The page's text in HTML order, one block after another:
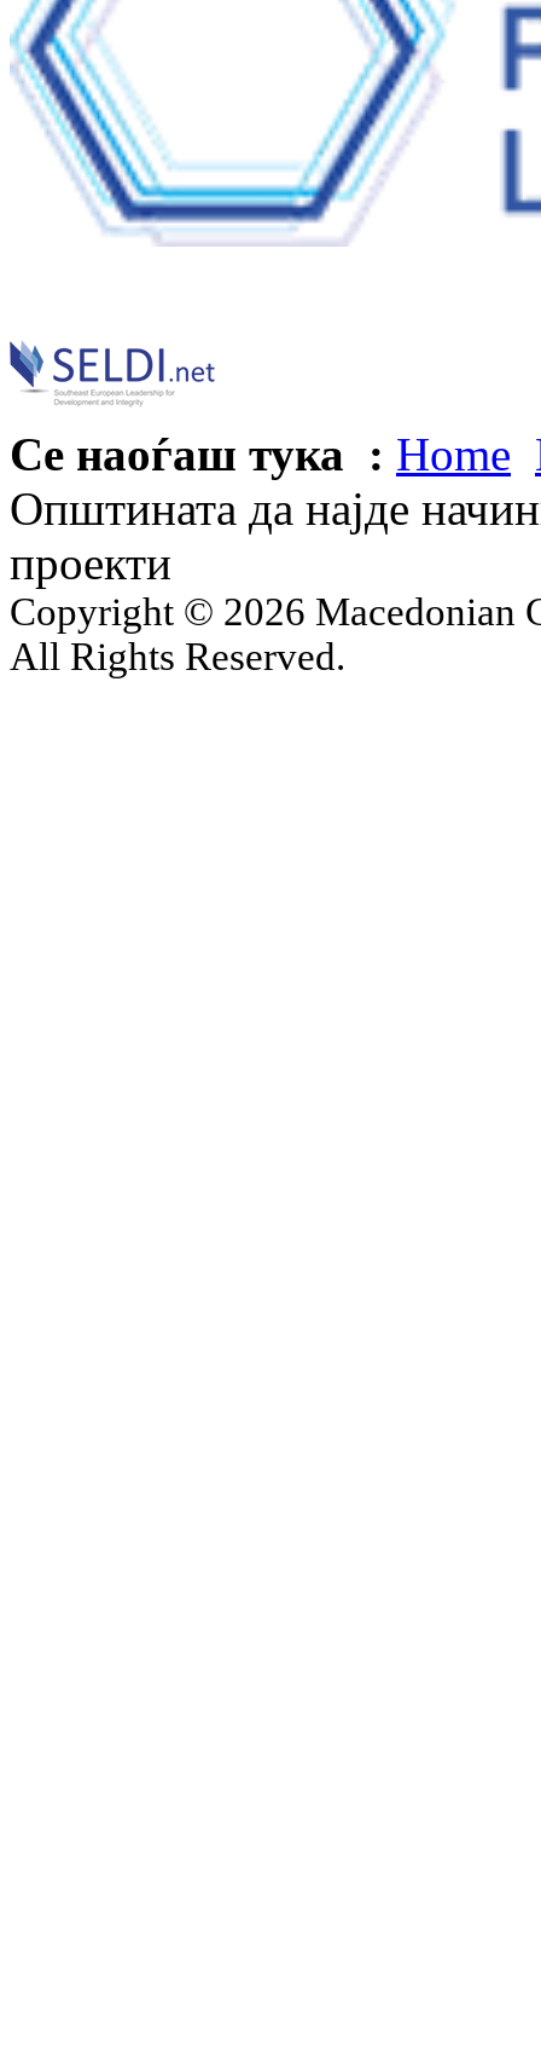
Се наоѓаш тука : Home
Општината да најде
проекти
Copyright © 2026 Macedonian
All Rights Reserved.